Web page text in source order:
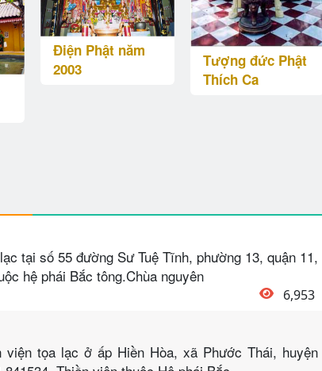
Điện Phật năm
2003
Tượng đức Phật
Thích Ca
tại số 55 đường Sư Tuệ Tĩnh, phường 13, quận 11,
hệ phái Bắc tông.Chùa nguyên
6,953
tọa lạc ở ấp Hiền Hòa, xã Phước Thái, huyện